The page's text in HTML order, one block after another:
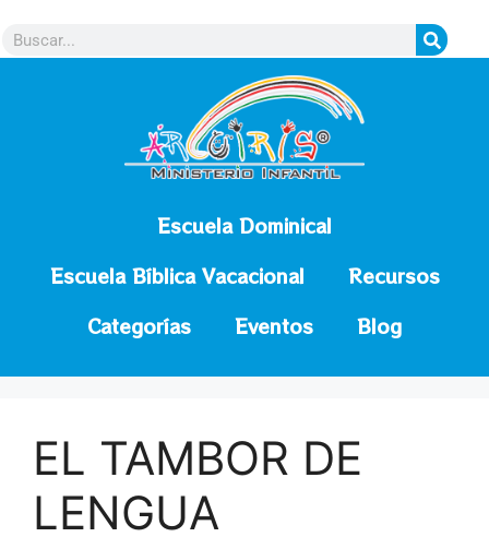
Escuela Dominical
Escuela Bíblica Vacacional
Recursos
Categorías
Eventos Blog
EL TAMBOR DE
LENGUA